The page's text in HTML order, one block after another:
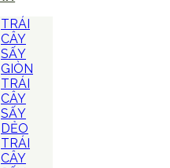
TRÁI
CÂY
SẤY
GIÒN
TRÁI
CÂY
SẤY
DẺO
TRÁI
CÂY